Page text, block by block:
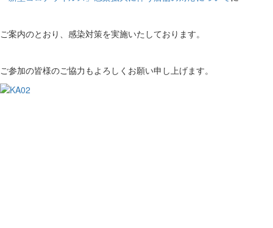
ご案内のとおり、感染対策を実施いたしております。
ご参加の皆様のご協力もよろしくお願い申し上げます。